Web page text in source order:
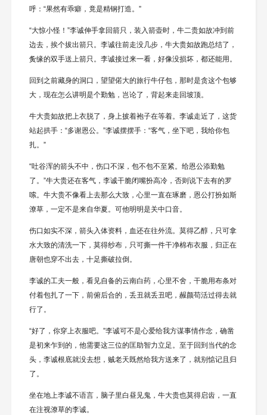
呼：“果然有乖癖，竟是精钢打造。”
“大惊小怪！”李诚伸手拿回箭只，装入箭壶时，牛二贵如故冲到前
边去，挨个拔出箭只。李诚往前走没几步，牛大贵如故跑总结了，
夤缘的双手送上箭只。李诚接过来一看，好像没损坏，都还能用。
回到之前藏身的洞口，望望偌大的旅行牛仔包，那时是贪这个包够
大，现在怎么讲明是个勤勉，岂论了，背起来走回坡顶。
牛大贵如故把上衣脱了，身上披着袍子在等着。李诚走近了，这货
站起拱手：“多谢恩公。”李诚摆摆手：“客气，坐下吧，我给你包
扎。”
“吐谷浑的箭头不中，伤口不深，包不包不至紧。给恩公添勤勉
了。”牛大贵还在客气，李诚干脆闭嘴扮高冷，否则说下去有的罗
嗦。牛大贵不像看上去那么大致，心里一直在琢磨，恩公打扮如斯
潦草，一定不是来自华夏。可他明明是关中口音。
伤口如实不深，箭头入体资料，血还在往外流。莫得乙醇，只可拿
水大致的清洗一下，莫得纱布，只可撕一件干净棉布衣服，归正在
唐朝也穿不出去，十足撕破拉倒。
李诚的工夫一般，看见自备的云南白药，心里不舍，干脆用布条对
付着包扎了一下，前俯后合的，丢丑就丢丑吧，赧颜苟活过得去就
行了。
“好了，你穿上衣服吧。”李诚可不是心爱给我方谋事情作念，确凿
是初来乍到的，他需要这三位的匡助智力立足。至于回到当代的念
头，李诚根底就没去想，贼老天既然给我方送来了，就别惦记且归
了。
坐在地上李诚不语言，脑子里白昼见鬼，牛大贵也莫得启齿，一直
在注视潦草的李诚。